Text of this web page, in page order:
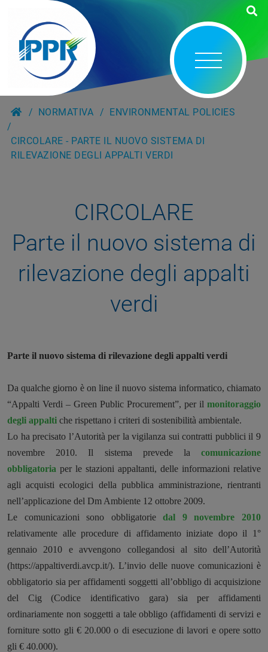
NORMATIVA ENVIRONMENTAL POLICIES
CIRCOLARE - PARTE IL NUOVO SISTEMA DI
RILEVAZIONE DEGLI APPALTI VERDI
CIRCOLARE
Parte il nuovo sistema di
rilevazione degli appalti
verdi
Parte il nuovo sistema di rilevazione degli appalti verdi
Da qualche giorno è on line il nuovo sistema informatico, chiamato
“Appalti Verdi – Green Public Procurement”, per il monitoraggio
degli appalti che rispettano i criteri di sostenibilità ambientale.
Lo ha precisato l’Autorità per la vigilanza sui contratti pubblici il 9
novembre 2010. Il sistema prevede la comunicazione
obbligatoria per le stazioni appaltanti, delle informazioni relative
agli acquisti ecologici della pubblica amministrazione, rientranti
nell’applicazione del Dm Ambiente 12 ottobre 2009.
Le comunicazioni sono obbligatoriedal 9 novembre 2010
relativamente alle procedure di affidamento iniziate dopo il 1°
gennaio 2010 e avvengono collegandosi al sito dell’Autorità
(https://appaltiverdi.avcp.it/). L’invio delle nuove comunicazioni è
obbligatorio sia per affidamenti soggetti all’obbligo di acquisizione
del Cig (Codice identificativo gara) sia per affidamenti
ordinariamente non soggetti a tale obbligo (affidamenti di servizi e
forniture sotto gli € 20.000 o di esecuzione di lavori e opere sotto
gli € 40.000).